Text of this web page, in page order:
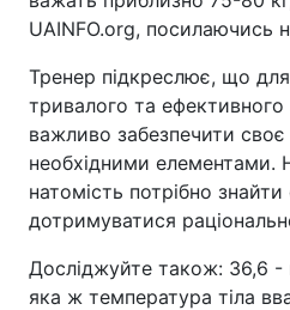
UAINFO.org, посилаючись
Тренер підкреслює, що
тривалого та
важливо забезпечити своє
необхідними елементами.
натомість потрібно
дотримуватися
Досліджуйте також: 36,6 -
яка ж температура тіла